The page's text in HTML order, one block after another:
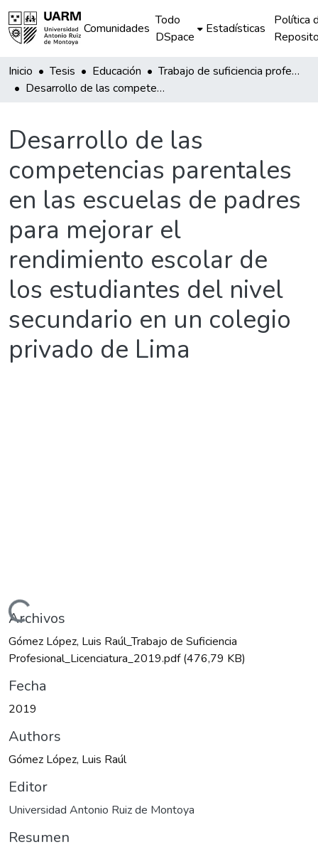
Comunidades
Todo
DSpace
Estadísticas
Política
Inicio Tesis Educación
Trabajo de suficiencia profesional
Desarrollo de las competencias parentales en las escuelas de padres para mejorar el rendimiento escolar de los estudiantes del nivel secundario en un colegio privado de Lima
Desarrollo de las
competencias parentales
en las escuelas de padres
para mejorar el
rendimiento escolar de
los estudiantes del nivel
secundario en un colegio
privado de Lima
Archivos
Gómez López, Luis Raúl_Trabajo de Suficiencia
Profesional_Licenciatura_2019.pdf(476,79 KB)
Fecha
2019
Authors
Gómez López, Luis Raúl
Editor
Universidad Antonio Ruiz de Montoya
Resumen